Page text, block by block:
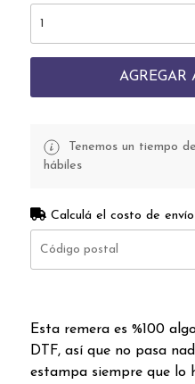
AGREGAR
Tenemos un tiempo
hábiles
Calculá el costo de envío
Esta remera es %100
DTF, así que no pasa
estampa siempre que lo